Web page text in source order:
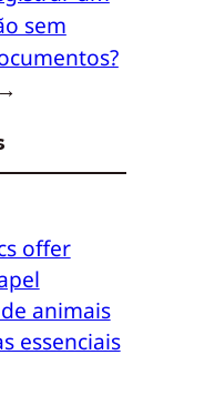
sem
→
offer
animais
essenciais